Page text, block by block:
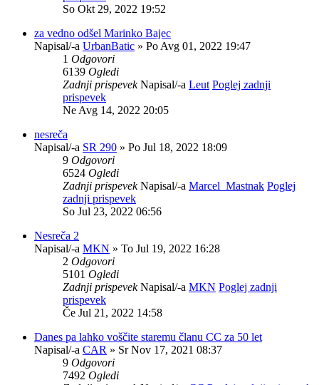
So Okt 29, 2022 19:52
za vedno odšel Marinko Bajec
Napisal/-a UrbanBatic » Po Avg 01, 2022 19:47
1 Odgovori
6139 Ogledi
Zadnji prispevekNapisal/-a Leut Poglej zadnji
prispevek
Ne Avg 14, 2022 20:05
nesreča
Napisal/-a SR 290 » Po Jul 18, 2022 18:09
9 Odgovori
6524 Ogledi
Zadnji prispevekNapisal/-a Marcel_Mastnak Poglej
zadnji prispevek
So Jul 23, 2022 06:56
Nesreča 2
Napisal/-a MKN » To Jul 19, 2022 16:28
2 Odgovori
5101 Ogledi
Zadnji prispevekNapisal/-a MKN Poglej zadnji
prispevek
Če Jul 21, 2022 14:58
Danes pa lahko voščite staremu članu CC za 50 let
Napisal/-a CAR » Sr Nov 17, 2021 08:37
9 Odgovori
7492 Ogledi